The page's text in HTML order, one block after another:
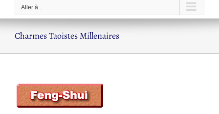
Aller à...
Charmes Taoistes Millenaires